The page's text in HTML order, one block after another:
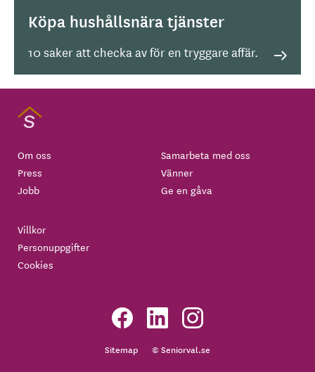
Köpa hushållsnära tjänster
10 saker att checka av för en tryggare affär.
Om oss
Press
Jobb
Samarbeta med oss
Vänner
Ge en gåva
Villkor
Personuppgifter
Cookies
Sitemap © Seniorval.se